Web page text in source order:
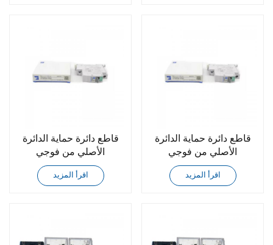
قاطع دائرة حماية الدائرة
الأصلي من فوجي
CP30FM-1P002
اقرأ المزيد
قاطع دائرة حماية الدائرة
الأصلي من فوجي
CP30FM-1P001
اقرأ المزيد